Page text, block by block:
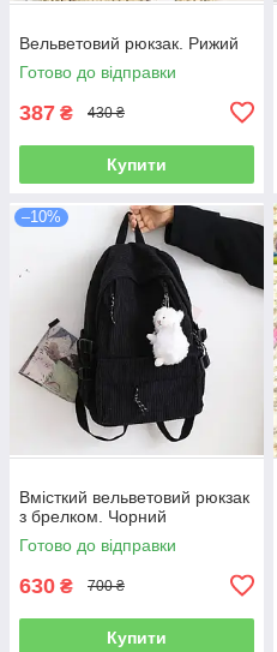
Вельветовий рюкзак. Рижий
Готово до відправки
387 ₴ 430 ₴
Купити
–10%
Вмісткий вельветовий рюкзак
з брелком. Чорний
Готово до відправки
630 ₴ 700 ₴
Купити